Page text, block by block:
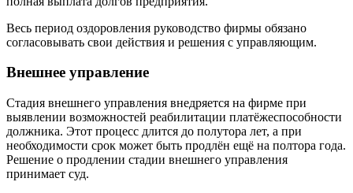
Весь период оздоровления руководство фирмы обязано
согласовывать свои действия и решения с управляющим.
Внешнее управление
Стадия внешнего управления внедряется на фирме при
выявлении возможностей реабилитации платёжеспособности
должника. Этот процесс длится до полутора лет, а при
необходимости срок может быть продлён ещё на полтора года.
Решение о продлении стадии внешнего управления
принимает суд.